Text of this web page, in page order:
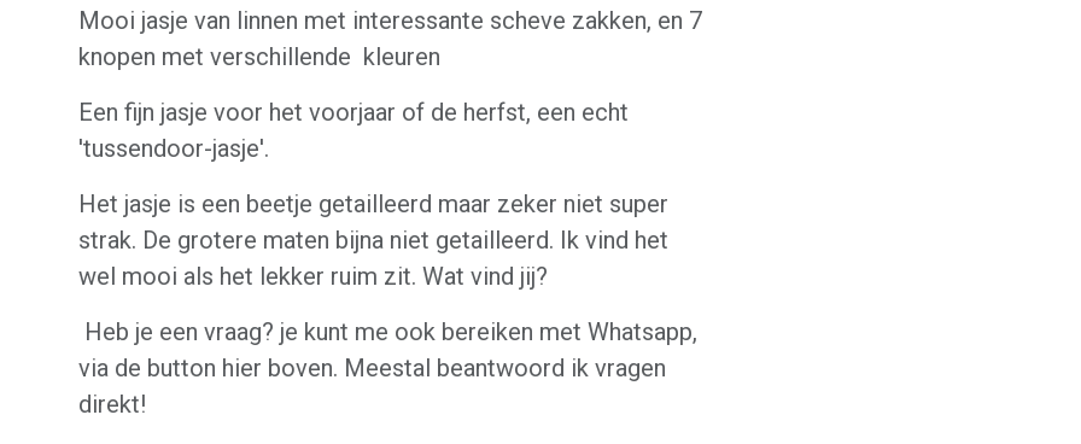
Mooi jasje van linnen met interessante scheve zakken, en 7
knopen met verschillende kleuren
Een fijn jasje voor het voorjaar of de herfst, een echt
'tussendoor-jasje'.
Het jasje is een beetje getailleerd maar zeker niet super
strak. De grotere maten bijna niet getailleerd. Ik vind het
wel mooi als het lekker ruim zit. Wat vind jij?
Heb je een vraag? je kunt me ook bereiken met Whatsapp,
via de button hier boven. Meestal beantwoord ik vragen
direkt!